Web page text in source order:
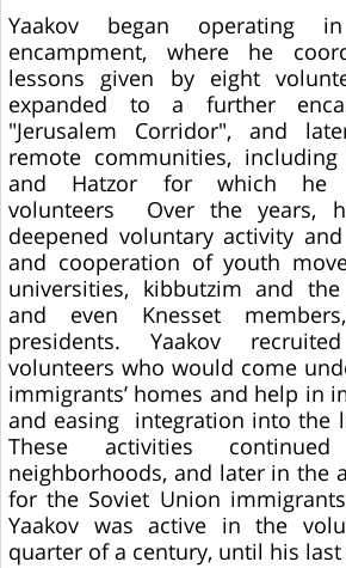
Yaakov began
encampment, where he
lessons given by eight
expanded to a further
"Jerusalem Corridor", and
remote communities,
and Hatzor for which he
volunteers Over the years,
deepened voluntary activity
and cooperation of youth
universities, kibbutzim and the
and even Knesset
presidents. Yaakov
volunteers who would come
immigrants’ homes and help in
and easing integration into the
These activities
neighborhoods, and later in the
for the Soviet Union
Yaakov was active in the
quarter of a century, until his last